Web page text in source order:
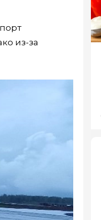
из-за